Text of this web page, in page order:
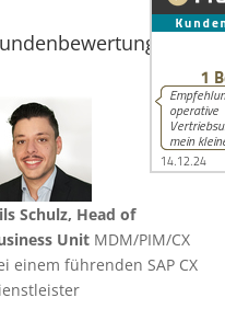
Schulz, Head of
Unit MDM/PIM/CX
einem führenden SAP CX